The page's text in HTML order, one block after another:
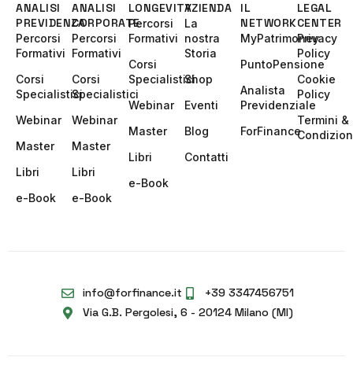
ANALISI
PREVIDENZA
Percorsi
Formativi
Corsi
Specialistici
Webinar
Master
Libri
e-Book
ANALISI
CORPORATE
Percorsi
Formativi
Corsi
Specialistici
Webinar
Master
Libri
e-Book
LONGEVITY
Percorsi
Formativi
Corsi
Specialistici
Webinar
Master
Libri
e-Book
AZIENDA
La
nostra
Storia
Shop
Eventi
Blog
Contatti
IL
NETWORK
MyPatrimoney
PuntoPensione
Analista
Previdenziale
ForFinance
LEGAL
CENTER
Privacy
Policy
Cookie
Policy
Termini &
info@forfinance.it
+39 3347456751
Via G.B. Pergolesi, 6 - 20124 Milano (MI)